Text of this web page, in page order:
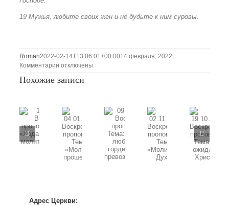
19 Мужья, любите своих жен и не будьте к ним суровы.
Roman2022-02-14T13:06:01+00:0014 февраля, 2022
Комментарии к
записи
13.02.2022
Тема:
«Слова,
исходящие
из
уст
Нового
отключены
Похожие записи
11.01.2026
Воскресная
проповедь,
04.01.2026
Воскресная
проповедь,
09.11.2025
Воскресная
проповедь,
«Божья
любовь
02.11.2025
Воскресная
проповедь,
19.10.2025
Воскресная
проповедь,
Адрес Церкви: